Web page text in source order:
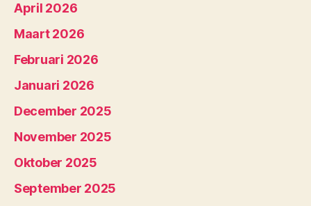
April 2026
Maart 2026
Februari 2026
Januari 2026
December 2025
November 2025
Oktober 2025
September 2025